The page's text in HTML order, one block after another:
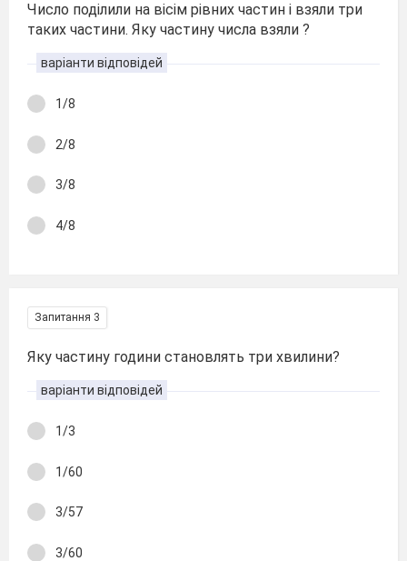
Число поділили на вісім рівних частин і взяли три
таких частини. Яку частину числа взяли ?
варіанти відповідей
1/8
2/8
3/8
4/8
Запитання 3
Яку частину години становлять три хвилини?
варіанти відповідей
1/3
1/60
3/57
3/60